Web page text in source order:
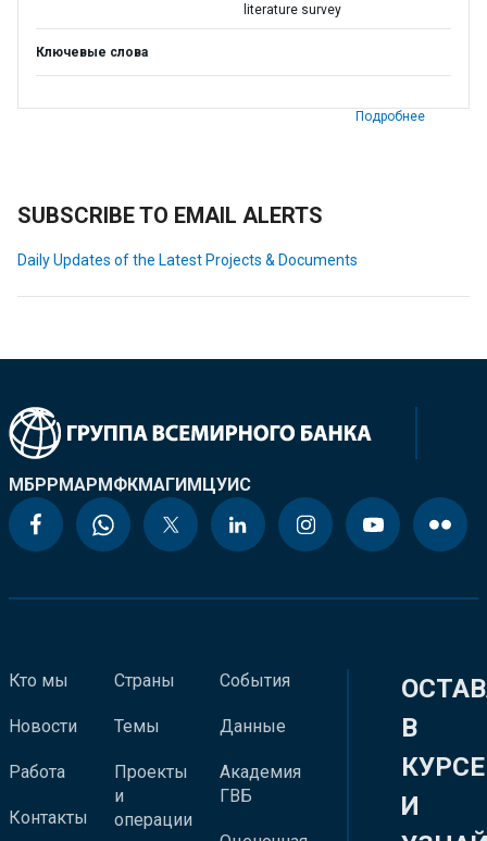
literature survey
Ключевые слова
Подробнее
SUBSCRIBE TO EMAIL ALERTS
Daily Updates of the Latest Projects & Documents
МБРРМАРМФКМАГИМЦУИС
Кто мы
Новости
Работа
Контакты
Страны
Темы
Проекты
и
операции
События
Данные
Академия
ГВБ
В
КУРСЕ
И